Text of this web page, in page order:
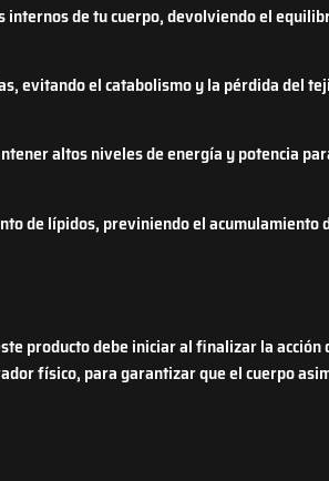
de tu cuerpo, devolviendo el
evitando el catabolismo y la pérdida del
altos niveles de energía y potencia
de lípidos, previniendo el acumulamiento
producto debe iniciar al finalizar la
físico, para garantizar que el cuerpo